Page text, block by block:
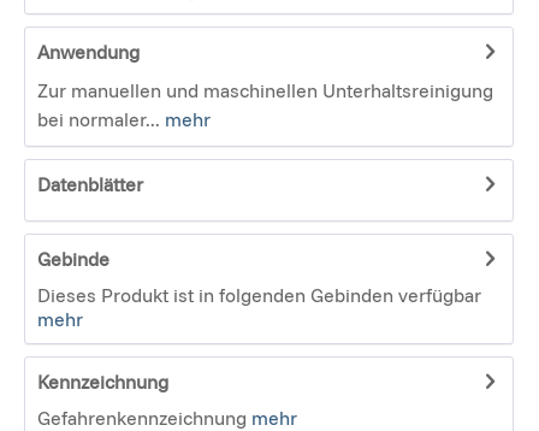
Anwendung
Zur manuellen und maschinellen Unterhaltsreinigung
bei normaler... mehr
Datenblätter
Gebinde
Dieses Produkt ist in folgenden Gebinden verfügbar
mehr
Kennzeichnung
Gefahrenkennzeichnung mehr